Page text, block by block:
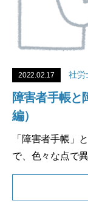
2022.02.17 社労
障害者手帳と
編）
「障害者手帳」
で、色々な点で